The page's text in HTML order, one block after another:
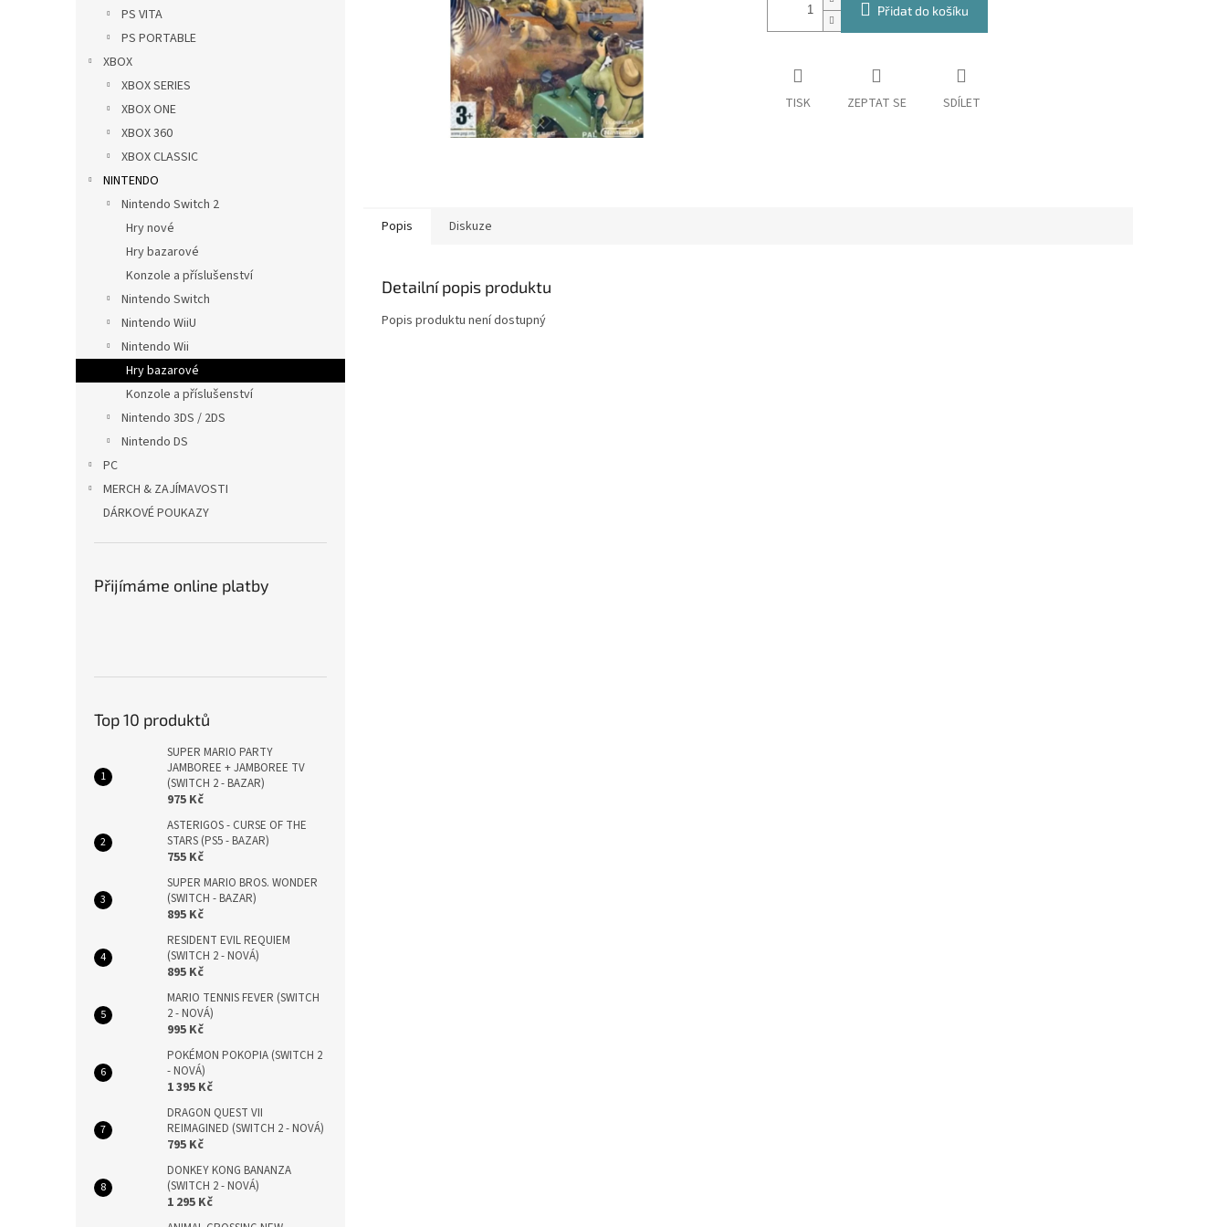
PS VITA
PS PORTABLE
XBOX
XBOX SERIES
XBOX ONE
XBOX 360
XBOX CLASSIC
NINTENDO
Nintendo Switch 2
Hry nové
Hry bazarové
Konzole a příslušenství
Nintendo Switch
Nintendo WiiU
Nintendo Wii
Hry bazarové
Konzole a příslušenství
Nintendo 3DS / 2DS
Nintendo DS
PC
MERCH & ZAJÍMAVOSTI
DÁRKOVÉ POUKAZY
Přijímáme online platby
Top 10 produktů
SUPER MARIO PARTY
JAMBOREE + JAMBOREE TV
(SWITCH 2 - BAZAR)
975 Kč
ASTERIGOS - CURSE OF THE
STARS (PS5 - BAZAR)
755 Kč
SUPER MARIO BROS. WONDER
(SWITCH - BAZAR)
895 Kč
RESIDENT EVIL REQUIEM
(SWITCH 2 - NOVÁ)
895 Kč
MARIO TENNIS FEVER (SWITCH
2 - NOVÁ)
995 Kč
POKÉMON POKOPIA (SWITCH 2
- NOVÁ)
1 395 Kč
DRAGON QUEST VII
REIMAGINED (SWITCH 2 - NOVÁ)
795 Kč
DONKEY KONG BANANZA
(SWITCH 2 - NOVÁ)
1 295 Kč
Přidat do košíku
TISK ZEPTAT SE SDÍLET
Popis Diskuze
Detailní popis produktu
Popis produktu není dostupný